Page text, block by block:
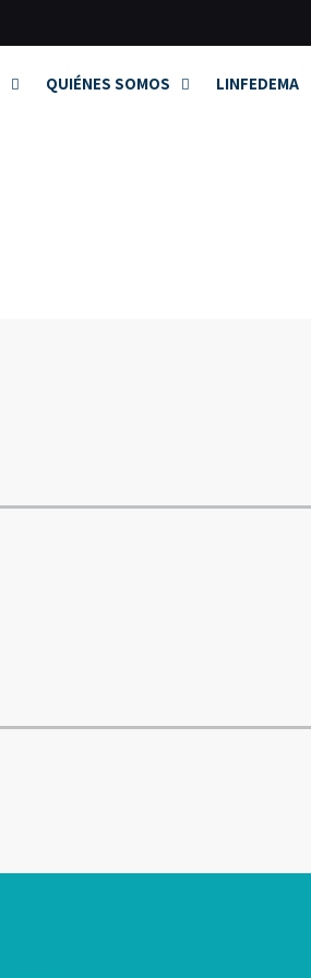
QUIÉNES SOMOS LINFEDEMA